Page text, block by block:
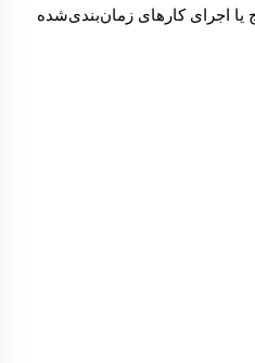
یا اجرای کارهای زمان‌بندی‌شده